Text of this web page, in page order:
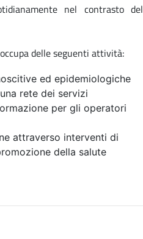
nel contrasto del
delle seguenti attività:
ed epidemiologiche
rete dei servizi
per gli operatori
attraverso interventi di
della salute